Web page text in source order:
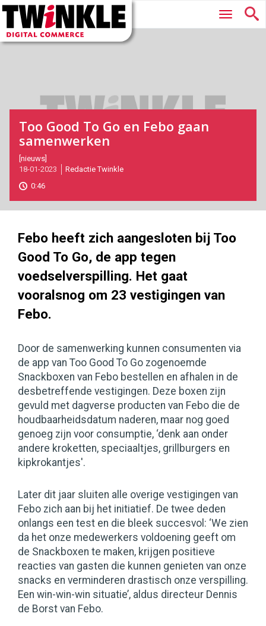
Twinkle
Digital
Commerce
Hoofdmenu
Too Good To Go en Febo gaan
samenwerken
2023-
01-
18T10:29:00
2023-
01-
[nieuws]
18-01-2023
Redactie Twinkle
0:46
Febo heeft zich aangesloten bij Too
Good To Go, de app tegen
voedselverspilling. Het gaat
vooralsnog om 23 vestigingen van
Febo.
Door de samenwerking kunnen consumenten via
de app van Too Good To Go zogenoemde
Snackboxen van Febo bestellen en afhalen in de
desbetreffende vestigingen. Deze boxen zijn
gevuld met dagverse producten van Febo die de
houdbaarheidsdatum naderen, maar nog goed
genoeg zijn voor consumptie, ‘denk aan onder
andere kroketten, speciaaltjes, grillburgers en
kipkrokantjes'.
Later dit jaar sluiten alle overige vestigingen van
Febo zich aan bij het initiatief. De twee deden
onlangs een test en die bleek succesvol: ‘We zien
da het onze medewerkers voldoening geeft om
de Snackboxen te maken, krijgen positieve
reacties van gasten die kunnen genieten van onze
snacks en verminderen drastisch onze verspilling.
Een win-win-win situatie’, aldus directeur Dennis
de Borst van Febo.